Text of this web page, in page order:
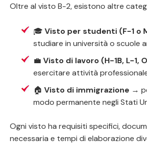
Oltre al visto B-2, esistono altre
🎓 Visto per studenti (F-1 o
studiare in università o scuole
💼 Visto di lavoro (H-1B, L-1,
esercitare attività professionale
🏠 Visto di immigrazione →
modo permanente negli Stati
Ogni visto ha requisiti specifici,
necessaria e tempi di elaborazione